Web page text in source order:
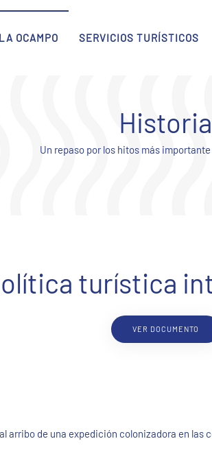
OCAMPO SERVICIOS TURÍSTICOS
Historia
Un repaso por los hitos más
turística
VER DOCUMENTO
arribo de una expedición colonizadora en las